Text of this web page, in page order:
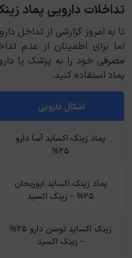
تداخلات دارویی پماد
تا به امروز گزارشی از تداخل
اما برای اطمینان از عدم
مصرفی خود را به پزشک یا
پماد استفاده کنید.
اشکال دارویی
پماد زینک اکساید آسا دارو
۲۵%
پماد زینک اکساید ابوریحان
۲۵% – زینک اکسید
زینک اکساید توسن دارو ۲۵%
– زینک اکسید